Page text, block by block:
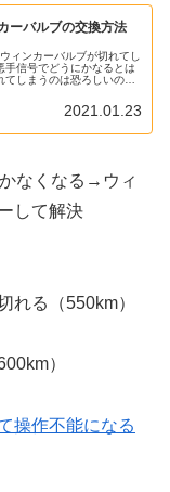
ーバルブの交換方法
ィンカーバルブが切れてし
手信号でどうにかなるとは
てしまうのは恐ろしいの
2021.01.23
なくなる→ウィ
して解決
れる（550km）
）
操作不能になる